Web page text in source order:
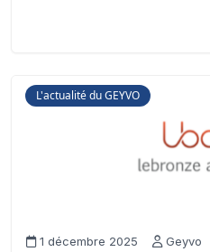
L'actualité du GEYVO
1 décembre 2025 Geyvo